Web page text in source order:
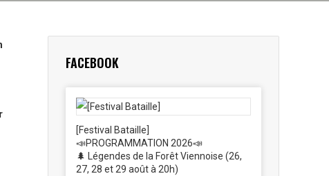
FACEBOOK
[Festival Bataille]
📣PROGRAMMATION 2026📣
🌲 Légendes de la Forêt Viennoise (26,
27, 28 et 29 août à 20h)